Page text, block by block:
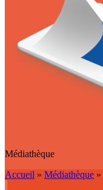
Médiathèque
Accueil » Médiathèque »